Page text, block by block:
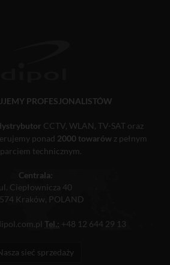
PROFESJONALISTÓW
CCTV, WLAN, TV-SAT oraz
ponad 2000 towarówz pełnym
technicznym.
Centrala:
ul. Ciepłownicza 40
Kraków, POLAND
Tel.: +48 12 644 29 13
sieć sprzedaży